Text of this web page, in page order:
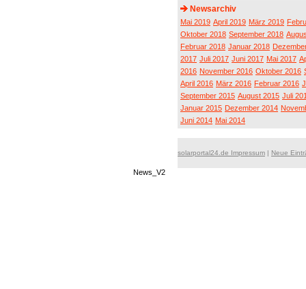
Newsarchiv
Mai 2019 April 2019 März 2019
Oktober 2018 September 2018
Februar 2018 Januar 2018
2017 Juli 2017 Juni 2017 Mai 2017
2016 November 2016 Oktober 2016
April 2016 März 2016 Februar 2016
September 2015 August 2015 Juli
Januar 2015 Dezember 2014
Juni 2014 Mai 2014
solarportal24.de Impressum | Neue
News_V2